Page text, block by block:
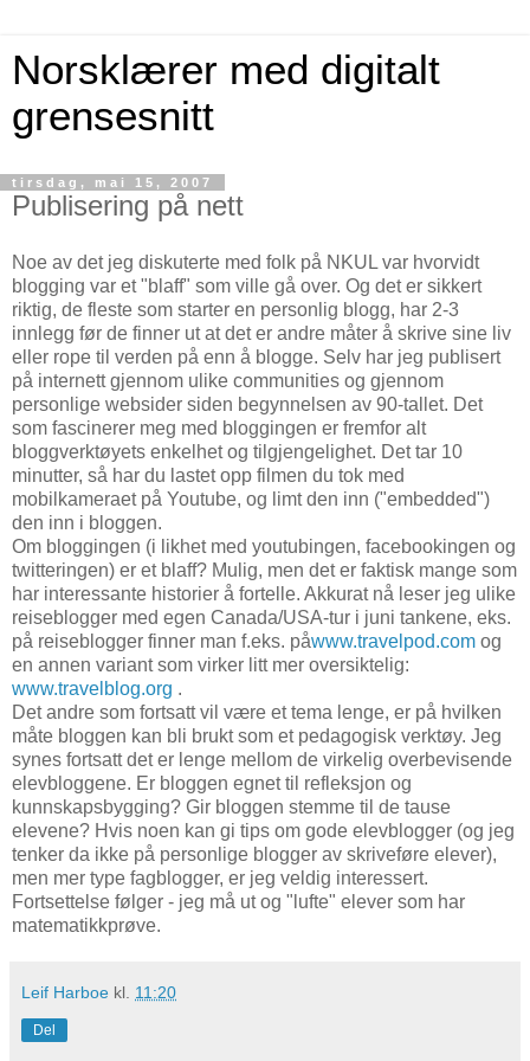
Norsklærer med digitalt
grensesnitt
tirsdag, mai 15, 2007
Publisering på nett
Noe av det jeg diskuterte med folk på NKUL var hvorvidt
blogging var et "blaff" som ville gå over. Og det er sikkert
riktig, de fleste som starter en personlig blogg, har 2-3
innlegg før de finner ut at det er andre måter å skrive sine liv
eller rope til verden på enn å blogge. Selv har jeg publisert
på internett gjennom ulike communities og gjennom
personlige websider siden begynnelsen av 90-tallet. Det
som fascinerer meg med bloggingen er fremfor alt
bloggverktøyets enkelhet og tilgjengelighet. Det tar 10
minutter, så har du lastet opp filmen du tok med
mobilkameraet på Youtube, og limt den inn ("embedded")
den inn i bloggen.
Om bloggingen (i likhet med youtubingen, facebookingen og
twitteringen) er et blaff? Mulig, men det er faktisk mange som
har interessante historier å fortelle. Akkurat nå leser jeg ulike
reiseblogger med egen Canada/USA-tur i juni tankene, eks.
på reiseblogger finner man f.eks. påwww.travelpod.com og
en annen variant som virker litt mer oversiktelig:
www.travelblog.org .
Det andre som fortsatt vil være et tema lenge, er på hvilken
måte bloggen kan bli brukt som et pedagogisk verktøy. Jeg
synes fortsatt det er lenge mellom de virkelig overbevisende
elevbloggene. Er bloggen egnet til refleksjon og
kunnskapsbygging? Gir bloggen stemme til de tause
elevene? Hvis noen kan gi tips om gode elevblogger (og jeg
tenker da ikke på personlige blogger av skriveføre elever),
men mer type fagblogger, er jeg veldig interessert.
Fortsettelse følger - jeg må ut og "lufte" elever som har
matematikkprøve.
Leif Harboe kl. 11:20
Del